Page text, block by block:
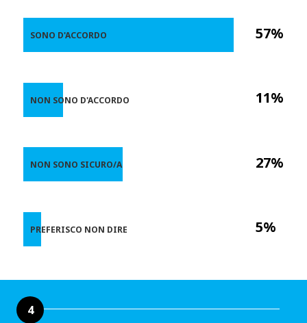
57%
11%
27%
5%
SONO D'ACCORDO
NON SONO D'ACCORDO
NON SONO SICURO/A
PREFERISCO NON DIRE
4